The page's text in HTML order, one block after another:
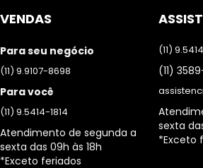
VENDAS
Para seu negócio
(11) 9.9107-8698
Para você
(11) 9.5414-1814
Atendimento de segunda a
sexta das 09h às 18h
*Exceto feriados
(11)
(11)
sexta
*Exceto